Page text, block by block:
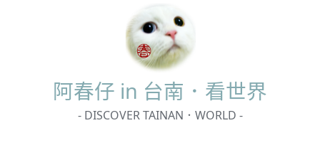
阿春仔 in 台南．看世界
- DISCOVER TAINAN．WORLD -